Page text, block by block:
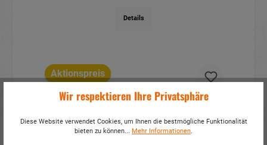
Details
Aktionspreis
Wir respektieren Ihre Privatsphäre
Diese Website verwendet Cookies, um Ihnen die bestmögliche Funktionalität
bieten zu können... Mehr Informationen.